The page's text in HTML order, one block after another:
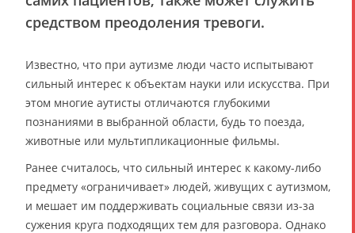
средством преодоления тревоги.
Известно, что при аутизме люди часто испытывают
сильный интерес к объектам науки или искусства. При
этом многие аутисты отличаются глубокими
познаниями в выбранной области, будь то поезда,
животные или мультипликационные фильмы.
Ранее считалось, что сильный интерес к какому-либо
предмету «ограничивает» людей, живущих с аутизмом,
и мешает им поддерживать социальные связи из-за
сужения круга подходящих тем для разговора. Однако